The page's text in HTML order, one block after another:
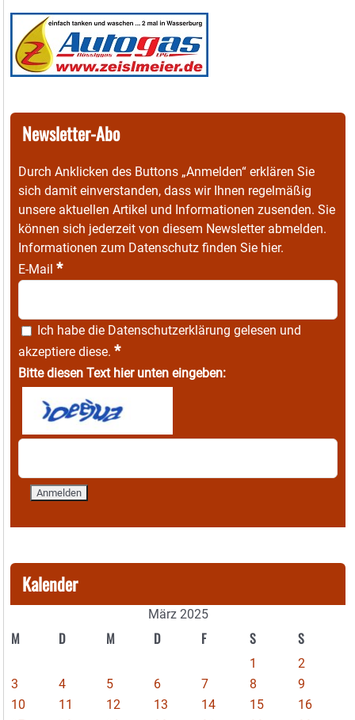
Newsletter-Abo
Durch Anklicken des Buttons „Anmelden“ erklären Sie
sich damit einverstanden, dass wir Ihnen regelmäßig
unsere aktuellen Artikel und Informationen zusenden. Sie
können sich jederzeit von diesem Newsletter abmelden.
Informationen zum Datenschutz finden Sie hier.
E-Mail *
Ich habe die Datenschutzerklärung gelesen und
akzeptiere diese. *
Bitte diesen Text hier unten eingeben:
Kalender
März 2025
M D M D F S S
1
2
3
4 5 6 7 8
9
10
11 12 13 14 15
16